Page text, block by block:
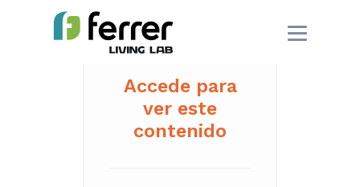
Accede para
ver este
contenido